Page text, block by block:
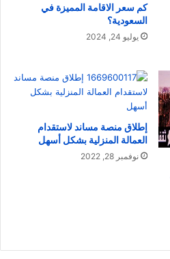
كم سعر الاقامة المميزة في
السعودية؟
يوليو 24, 2024
إطلاق منصة مساند لاستقدام
العمالة المنزلية بشكل أسهل
نوفمبر 28, 2022